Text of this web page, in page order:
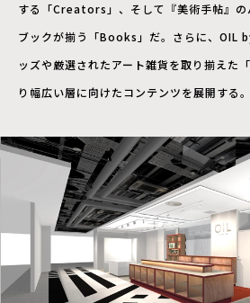
する「Creators」、そして『美術手帖』の
ブックが揃う「Books」だ。さらに、OIL
ッズや厳選されたアート雑貨を取り揃えた
り幅広い層に向けたコンテンツを展開する。